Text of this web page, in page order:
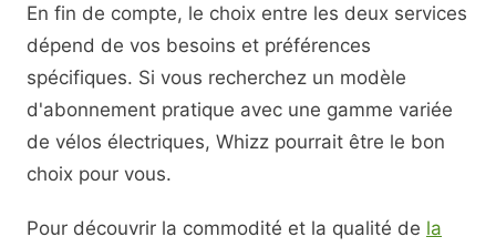
En fin de compte, le choix entre les deux services
dépend de vos besoins et préférences
spécifiques. Si vous recherchez un modèle
d'abonnement pratique avec une gamme variée
de vélos électriques, Whizz pourrait être le bon
choix pour vous.
Pour découvrir la commodité et la qualité de la